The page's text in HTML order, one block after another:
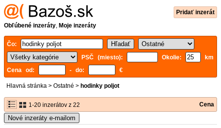
Pridať inzerát
Obľúbené inzeráty, Moje inzeráty
Čo:
PSČ (miesto):
Okolie:
km
Cena od:
- do: €
Hlavná stránka > Ostatné > hodinky poljot
1-20 inzerátov z 22 Cena
Nové inzeráty e-mailom